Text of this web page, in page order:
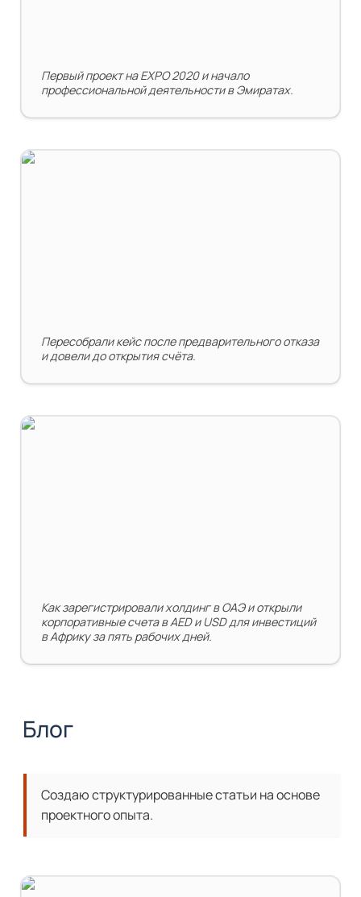
Первый проект на EXPO 2020 и начало
профессиональной деятельности в Эмиратах.
Открытие корпоративного счёта после
Пересобрали кейс после предварительного отказа
и довели до открытия счёта.
Холдинг в ОАЭ и корпоративный счёт за 5 рабочих
Как зарегистрировали холдинг в ОАЭ и открыли
корпоративные счета в AED и USD для инвестиций
в Африку за пять рабочих дней.
Блог
Создаю структурированные статьи на основе
проектного опыта.
Регистрация Mainland компании в Дубае